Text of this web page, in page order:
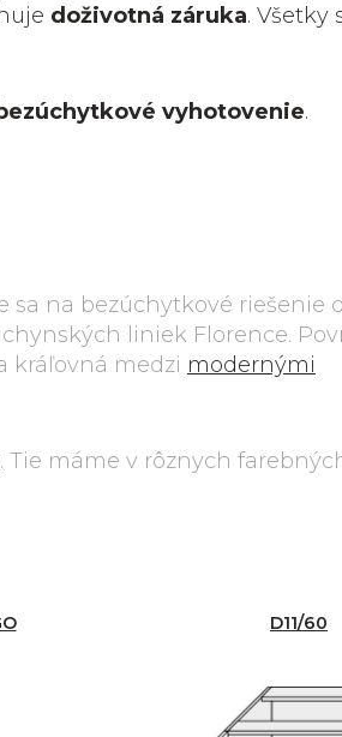
doživotná záruka. Všetky
vyhotovenie.
na bezúchytkové riešenie
liniek Florence.
kráľovná medzi modernými
. Tie máme v rôznych
D11/60